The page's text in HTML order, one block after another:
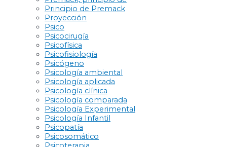
Principio de Premack
Proyección
Psico
Psicocirugía
Psicofísica
Psicofisiología
Psicógeno
Psicología ambiental
Psicología aplicada
Psicología clínica
Psicología comparada
Psicología Experimental
Psicología Infantil
Psicopatía
Psicosomático